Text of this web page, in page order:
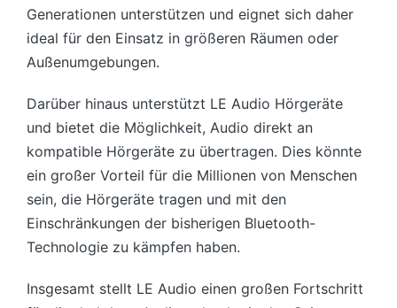
Generationen unterstützen und eignet sich daher
ideal für den Einsatz in größeren Räumen oder
Außenumgebungen.
Darüber hinaus unterstützt LE Audio Hörgeräte
und bietet die Möglichkeit, Audio direkt an
kompatible Hörgeräte zu übertragen. Dies könnte
ein großer Vorteil für die Millionen von Menschen
sein, die Hörgeräte tragen und mit den
Einschränkungen der bisherigen Bluetooth-
Technologie zu kämpfen haben.
Insgesamt stellt LE Audio einen großen Fortschritt